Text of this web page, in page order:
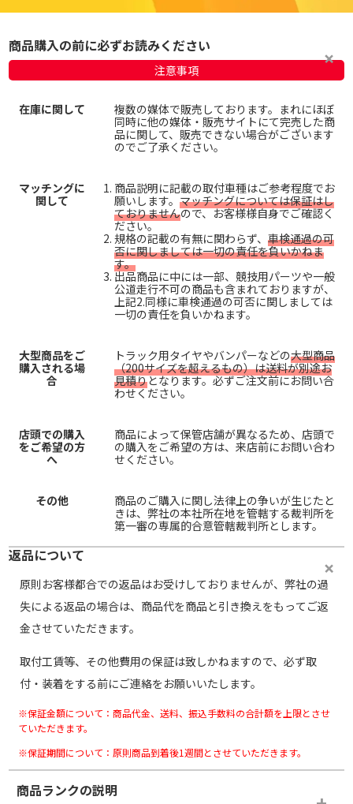
商品購入の前に必ずお読みください
注意事項
在庫に関して
複数の媒体で販売しております。まれにほぼ
同時に他の媒体・販売サイトにて完売した商
品に関して、販売できない場合がございます
のでご了承ください。
マッチングに
関して
商品説明に記載の取付車種はご参考程度でお
願いします。 マッチングについては保証はし
ておりませんので、お客様様自身でご確認く
ださい。
規格の記載の有無に関わらず、 車検通過の可
否に関しましては一切の責任を負いかねま
す。
出品商品に中には一部、競技用パーツや一般
公道走行不可の商品も含まれておりますが、
上記2.同様に車検通過の可否に関しましては
一切の責任を負いかねます。
大型商品をご
購入される場
合
トラック用タイヤやバンパーなどの大型商品
（200サイズを超えるもの）は送料が別途お
見積りとなります。必ずご注文前にお問い合
わせください。
店頭での購入
をご希望の方
へ
商品によって保管店舗が異なるため、店頭で
の購入をご希望の方は、来店前にお問い合わ
せください。
その他
商品のご購入に関し法律上の争いが生じたと
きは、弊社の本社所在地を管轄する裁判所を
第一審の専属的合意管轄裁判所とします。
返品について
原則お客様都合での返品はお受けしておりませんが、弊社の過
失による返品の場合は、商品代を商品と引き換えをもってご返
金させていただきます。
取付工賃等、その他費用の保証は致しかねますので、必ず取
付・装着をする前にご連絡をお願いいたします。
※保証金額について：商品代金、送料、振込手数料の合計額を上限とさせ
ていただきます。
※保証期間について：原則商品到着後1週間とさせていただきます。
商品ランクの説明